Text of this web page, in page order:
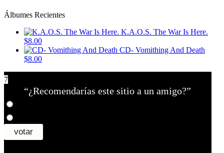
Álbumes Recientes
K.A.O.S. The War Is Here.
$8.00
CD- Vomithing And Death
$8.00
7
“¿Recomendarías este sitio a un amigo?”